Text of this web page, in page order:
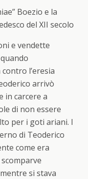
Boezio e la
del XII secolo
e vendette
l’eresia
arrivò
in carcere a
di non essere
per i goti ariani. I
di Teoderico
come era
si stava